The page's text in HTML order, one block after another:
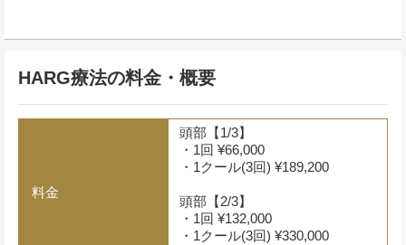
HARG療法の料金・概要
料金
頭部【1/3】
・1回 ¥66,000
・1クール(3回) ¥189,200
頭部【2/3】
・1回 ¥132,000
・1クール(3回) ¥330,000